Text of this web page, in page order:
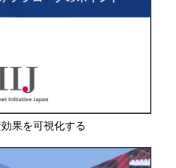
果を可視化する